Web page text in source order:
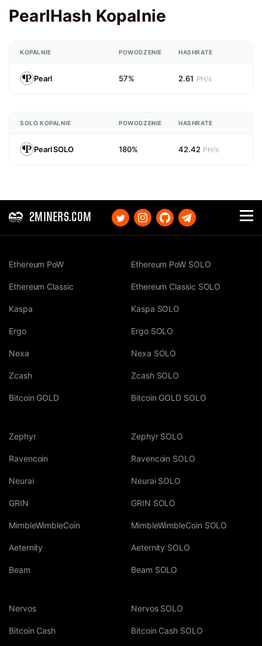
PearlHash Kopalnie
KOPALNIE POWODZENIE HASHRATE
Pearl 57% 2.61 PH/s
SOLO KOPALNIE POWODZENIE HASHRATE
Pearl SOLO 180% 42.42 PH/s
2MINERS.COM
Ethereum PoW
Ethereum Classic
Kaspa
Ergo
Nexa
Zcash
Bitcoin GOLD
Ethereum PoW SOLO
Ethereum Classic SOLO
Kaspa SOLO
Ergo SOLO
Nexa SOLO
Zcash SOLO
Bitcoin GOLD SOLO
Zephyr
Ravencoin
Neurai
GRIN
MimbleWimbleCoin
Aeternity
Beam
Zephyr SOLO
Ravencoin SOLO
Neurai SOLO
GRIN SOLO
MimbleWimbleCoin SOLO
Aeternity SOLO
Beam SOLO
Nervos
Bitcoin Cash
Nervos SOLO
Bitcoin Cash SOLO